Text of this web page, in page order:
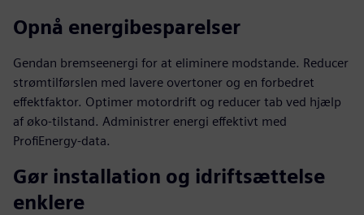
Opnå energibesparelser
Gendan bremseenergi for at eliminere modstande. Reducer
strømtilførslen med lavere overtoner og en forbedret
effektfaktor. Optimer motordrift og reducer tab ved hjælp
af øko-tilstand. Administrer energi effektivt med
ProfiEnergy-data.
Gør installation og idriftsættelse
enklere